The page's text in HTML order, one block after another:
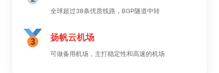
全球超过38条优质线路，BGP隧道中转
扬帆云机场
可做备用机场，主打稳定性和高速的机场